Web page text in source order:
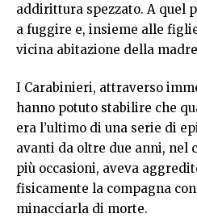
addirittura spezzato. A quel
a fuggire e, insieme alle
vicina abitazione della
I Carabinieri, attraverso
hanno potuto stabilire che
era l’ultimo di una serie di
avanti da oltre due anni, nel
più occasioni, aveva
fisicamente la compagna
minacciarla di morte.